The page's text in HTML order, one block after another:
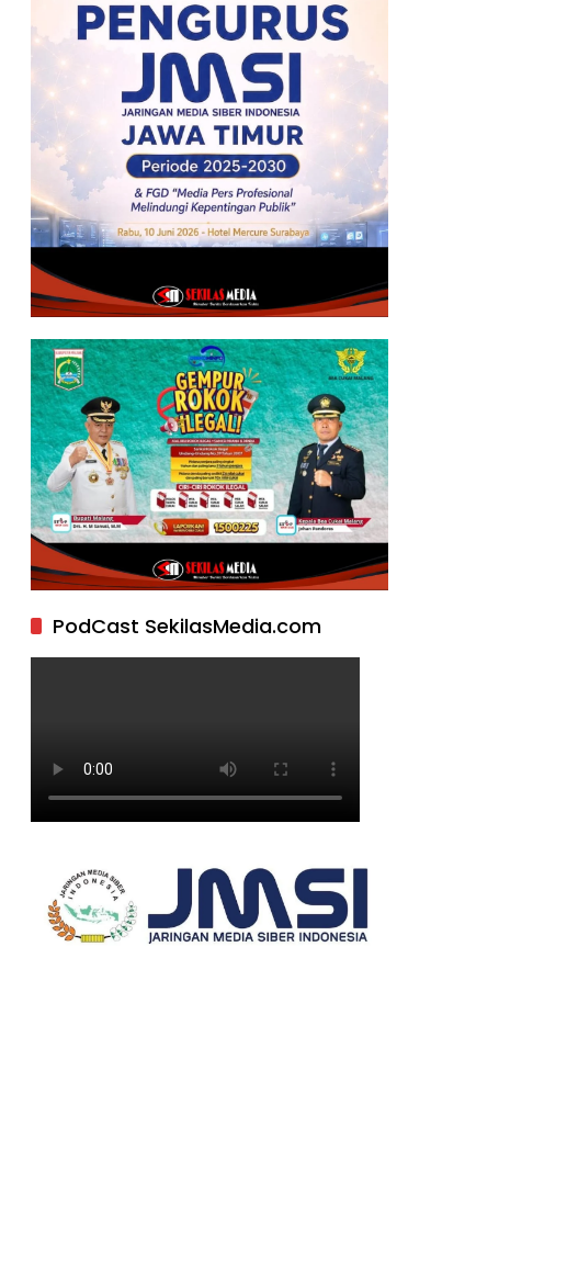
PodCast SekilasMedia.com